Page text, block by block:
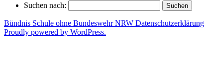
Suchen nach:
Bündnis Schule ohne Bundeswehr NRW Datenschutzerklärung
Proudly powered by WordPress.